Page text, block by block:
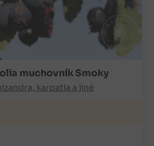
muchovník Smoky
karpatia a jiné